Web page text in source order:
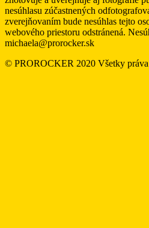
nesúhlasu zúčastnených
zverejňovaním bude nesúhlas tejto
webového priestoru odstránená.
michaela@prorocker.sk
© PROROCKER 2020 Všetky práva